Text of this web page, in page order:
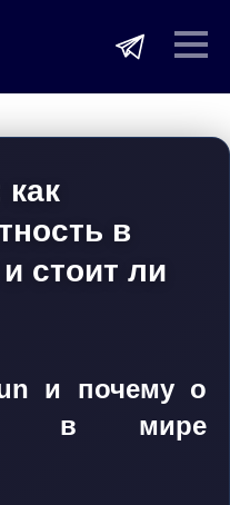
в
стоит ли
и почему о
в мире